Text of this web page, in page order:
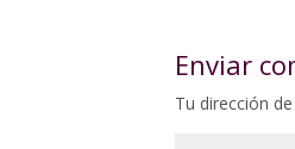
Enviar
Tu dirección